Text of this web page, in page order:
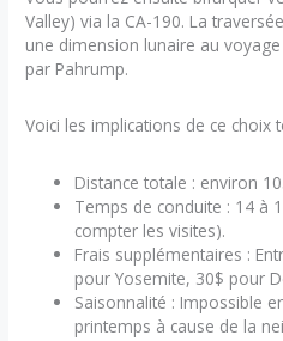
Valley) via la CA-190. La
une dimension lunaire au
par Pahrump.
Voici les implications de ce choix
Distance totale : environ
Temps de conduite : 14 à
compter les visites).
Frais supplémentaires :
pour Yosemite, 30$ pour
Saisonnalité : Impossible
printemps à cause de la